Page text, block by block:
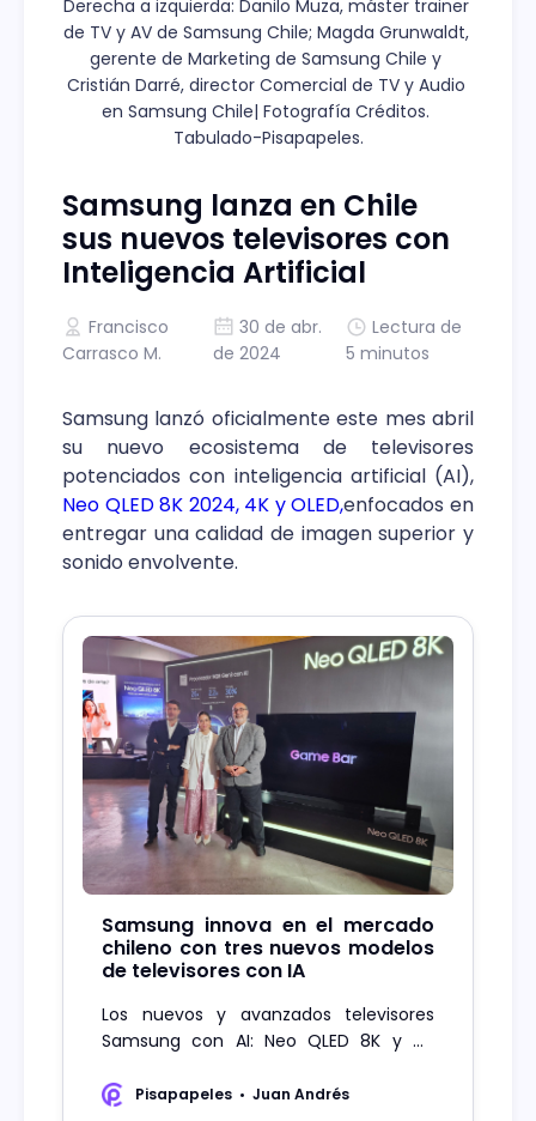
Derecha a izquierda: Danilo Muza, máster trainer
de TV y AV de Samsung Chile; Magda Grunwaldt,
gerente de Marketing de Samsung Chile y
Cristián Darré, director Comercial de TV y Audio
en Samsung Chile| Fotografía Créditos.
Tabulado-Pisapapeles.
Samsung lanza en Chile
sus nuevos televisores con
Inteligencia Artificial
Francisco
Carrasco M.
30 de abr.
de 2024
Lectura de
5 minutos
Samsung lanzó oficialmente este mes abril
su nuevo ecosistema de televisores
potenciados con inteligencia artificial (AI),
Neo QLED 8K 2024, 4K y OLED,enfocados en
entregar una calidad de imagen superior y
sonido envolvente.
Samsung innova en el mercado
chileno con tres nuevos modelos
de televisores con IA
Los nuevos y avanzados televisores
Samsung con AI: Neo QLED 8K y 4K
mercado.
Pisapapeles Juan Andrés